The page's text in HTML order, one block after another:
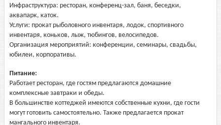
Инфраструктура: ресторан, конференц-зал, баня, беседки,
аквапарк, каток.
Услуги: прокат рыболовного инвентаря, лодок, спортивного
инвентаря, коньков, лыж, тюбингов, велосипедов.
Организация мероприятий: конференции, семинары, свадьбы,
юбилеи, корпоративы.
Питание:
Работает ресторан, где гостям предлагаются домашние
комплексные завтраки и обеды.
В большинстве коттеджей имеются собственные кухни, где гости
могут готовить самостоятельно. Также предлагается прокат
мангального инвентаря.